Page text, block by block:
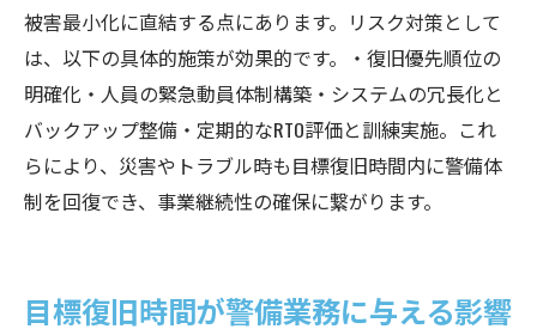
被害最小化に直結する点にあります。リスク対策として
は、以下の具体的施策が効果的です。・復旧優先順位の
明確化・人員の緊急動員体制構築・システムの冗長化と
バックアップ整備・定期的なRTO評価と訓練実施。これ
らにより、災害やトラブル時も目標復旧時間内に警備体
制を回復でき、事業継続性の確保に繋がります。
目標復旧時間が警備業務に与える影響